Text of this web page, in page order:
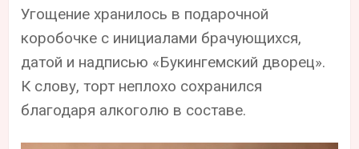
Угощение хранилось в подарочной
коробочке с инициалами брачующихся,
датой и надписью «Букингемский дворец».
К слову, торт неплохо сохранился
благодаря алкоголю в составе.